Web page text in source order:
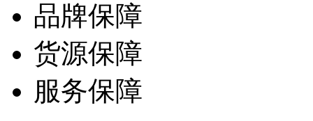
品牌保障
货源保障
服务保障